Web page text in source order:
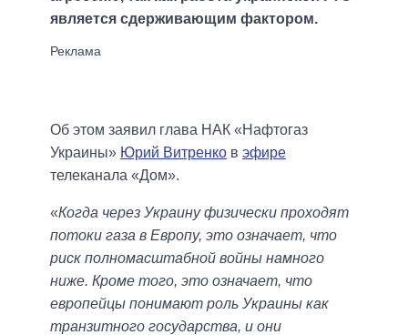
является сдерживающим фактором.
Об этом заявил глава НАК «Нафтогаз
Украины» Юрий Витренко в эфире
телеканала «Дом».
«Когда через Украину физически проходят
потоки газа в Европу, это означает, что
риск полномасштабной войны намного
ниже. Кроме того, это означает, что
европейцы понимают роль Украины как
транзитного государства, и они